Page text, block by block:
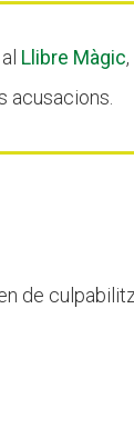
Llibre Màgic
acusacions.
de